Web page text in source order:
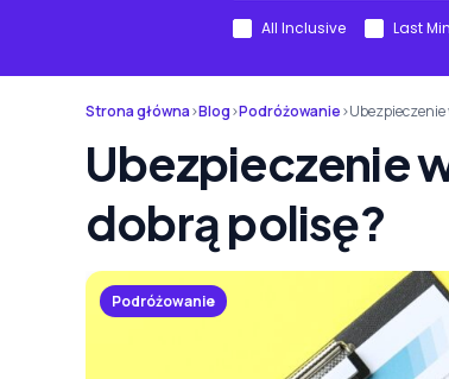
All Inclusive Last
Strona główna›Blog›Podróżowanie›Ubezpieczenie
Ubezpieczenie
dobrą polisę?
Podróżowanie